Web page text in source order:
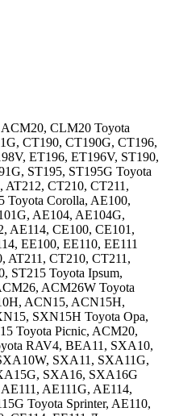
ACM20, CLM20 Toyota
CT190, CT190G, CT196,
ET196, ET196V, ST190,
ST195, ST195G Toyota
AT212, CT210, CT211,
Toyota Corolla, AE100,
AE104, AE104G,
AE114, CE100, CE101,
EE100, EE110, EE111
AT211, CT210, CT211,
ST215 Toyota Ipsum,
ACM26W Toyota
ACN15, ACN15H,
SXN15H Toyota Opa,
Toyota Picnic, ACM20,
RAV4, BEA11, SXA10,
SXA11, SXA11G,
SXA16, SXA16G
AE111G, AE114,
Toyota Sprinter, AE110,